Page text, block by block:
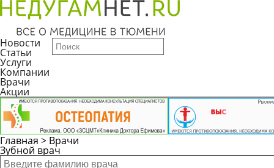
Новости
Статьи
Услуги
Компании
Врачи
Акции
Главная > Врачи
Зубной врач